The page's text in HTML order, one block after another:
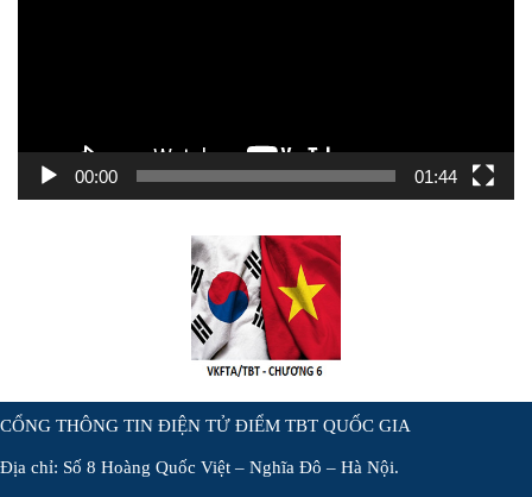
00:00 01:44
CỔNG THÔNG TIN ĐIỆN TỬ ĐIỂM TBT QUỐC GIA
Địa chỉ: Số 8 Hoàng Quốc Việt – Nghĩa Đô – Hà Nội.